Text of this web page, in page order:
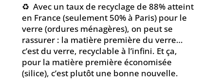
♻️ Avec un taux de recyclage de 88% atteint
en France (seulement 50% à Paris) pour le
verre (ordures ménagères), on peut se
rassurer : la matière première du verre…
c’est du verre, recyclable à l’infini. Et ça,
pour la matière première économisée
(silice), c’est plutôt une bonne nouvelle.